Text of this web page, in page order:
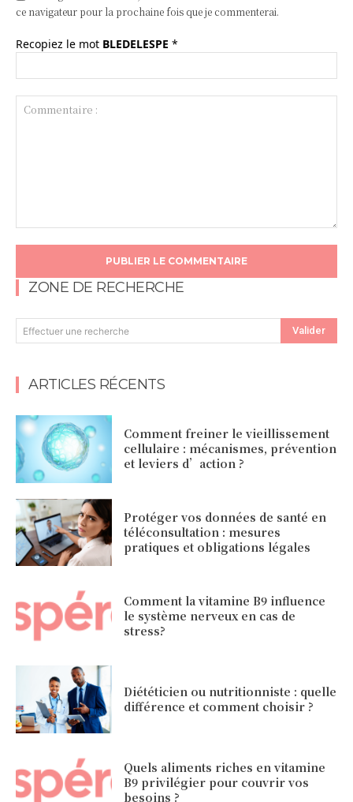
ce navigateur pour la prochaine fois que je commenterai.
Recopiez le mot BLEDELESPE *
ZONE DE RECHERCHE
Effectuer une recherche Valider
ARTICLES RÉCENTS
Comment freiner le vieillissement
cellulaire : mécanismes, prévention
et leviers d’action ?
Protéger vos données de santé en
téléconsultation : mesures
pratiques et obligations légales
Comment la vitamine B9 influence
le système nerveux en cas de
stress?
Diététicien ou nutritionniste : quelle
différence et comment choisir ?
Quels aliments riches en vitamine
B9 privilégier pour couvrir vos
besoins ?